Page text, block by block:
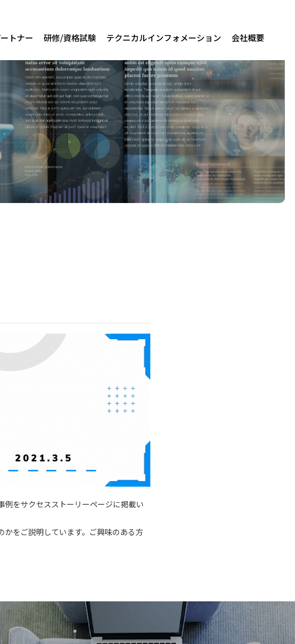
関連製品
Globant Enterprise AI
GXserver
AuditPlus
トナー 研修/資格試験 テクニカルインフォメーション 会社概要
例をサクセスストーリーページに掲載い
をご説明しています。ご興味のある方